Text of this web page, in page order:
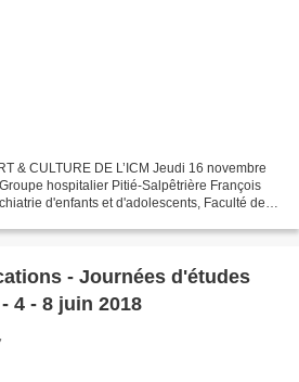
& CULTURE DE L’ICM Jeudi 16 novembre
hospitalier Pitié-Salpêtrière François
d'enfants et d'adolescents, Faculté de
- Journées d'études
- 4 - 8 juin 2018